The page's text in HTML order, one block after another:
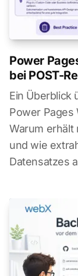
Power
bei POST-
Ein Überblick
Power Pages
Warum erhält
und wie
Datensatzes